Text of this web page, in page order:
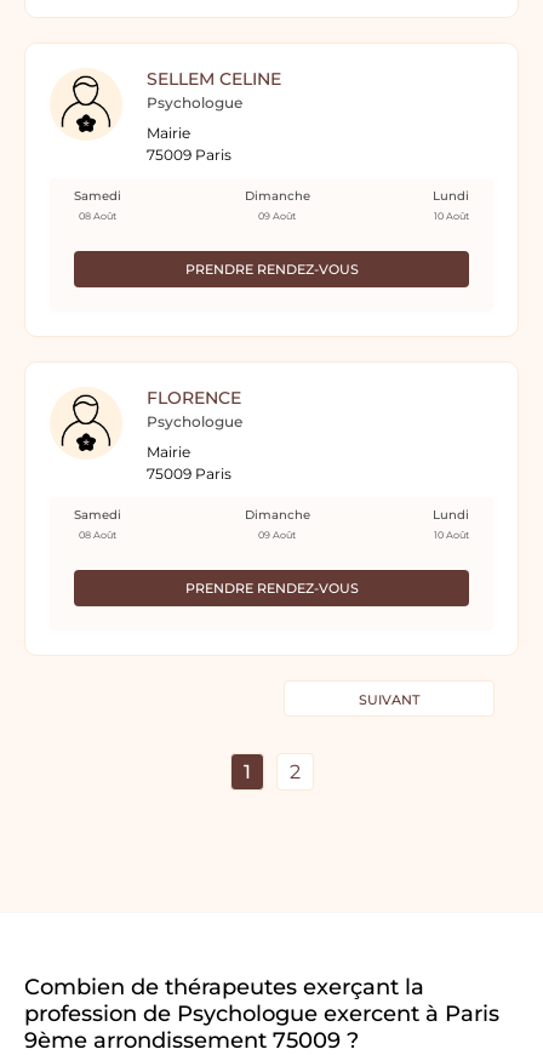
SELLEM CELINE
Psychologue
Mairie
75009 Paris
PRENDRE RENDEZ-VOUS
Samedi
08 Août
Dimanche
09 Août
Lundi
10 Août
FLORENCE
Psychologue
Mairie
75009 Paris
PRENDRE RENDEZ-VOUS
Samedi
08 Août
Dimanche
09 Août
Lundi
10 Août
SUIVANT
1 2
Combien de thérapeutes exerçant la
profession de Psychologue exercent à Paris
9ème arrondissement 75009 ?